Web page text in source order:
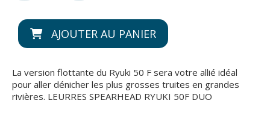
AJOUTER AU PANIER
La version flottante du Ryuki 50 F sera votre allié idéal
pour aller dénicher les plus grosses truites en grandes
rivières. LEURRES SPEARHEAD RYUKI 50F DUO